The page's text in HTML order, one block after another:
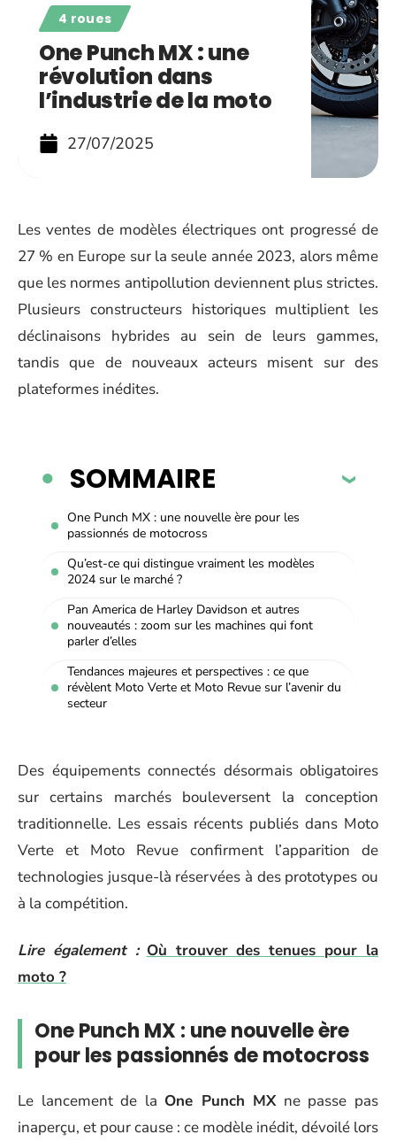
4 roues
One Punch MX : une
révolution dans
l’industrie de la moto
27/07/2025
Les ventes de modèles électriques ont progressé de
27 % en Europe sur la seule année 2023, alors même
que les normes antipollution deviennent plus strictes.
Plusieurs constructeurs historiques multiplient les
déclinaisons hybrides au sein de leurs gammes,
tandis que de nouveaux acteurs misent sur des
plateformes inédites.
SOMMAIRE
One Punch MX : une nouvelle ère pour les
passionnés de motocross
Qu’est-ce qui distingue vraiment les modèles
2024 sur le marché ?
Pan America de Harley Davidson et autres
nouveautés : zoom sur les machines qui font
parler d’elles
Tendances majeures et perspectives : ce que
révèlent Moto Verte et Moto Revue sur l’avenir du
secteur
Des équipements connectés désormais obligatoires
sur certains marchés bouleversent la conception
traditionnelle. Les essais récents publiés dans Moto
Verte et Moto Revue confirment l’apparition de
technologies jusque-là réservées à des prototypes ou
à la compétition.
Lire également : Où trouver des tenues pour la
moto ?
One Punch MX : une nouvelle ère
pour les passionnés de motocross
Le lancement de la One Punch MXne passe pas
inaperçu, et pour cause : ce modèle inédit, dévoilé lors